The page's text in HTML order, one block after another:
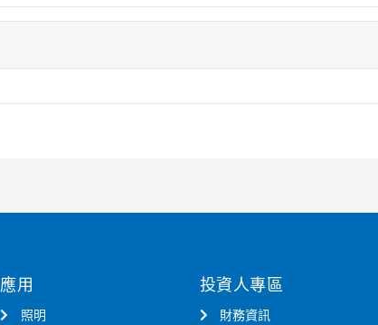
應用
照明
投資人專區
財務資訊